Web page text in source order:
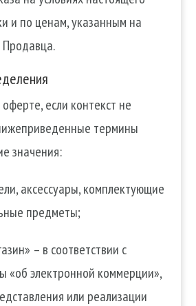
и по ценам, указанным на
если контекст не
термины
значения:
аксессуары, комплектующие
предметы;
– в соответствии с
«об электронной коммерции»,
или реализации